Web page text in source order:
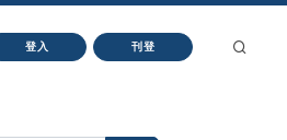
登入 刊登